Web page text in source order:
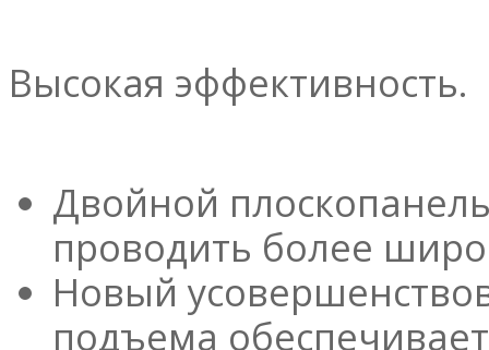
Высокая эффективность.
Двойной
проводить более
Новый
подъема